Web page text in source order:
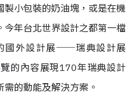
小包裝的奶油塊，或是在機
年台北世界設計之都第一檔
國外設計展──瑞典設計展
的內容展現170年瑞典設計
的動能及解決方案。